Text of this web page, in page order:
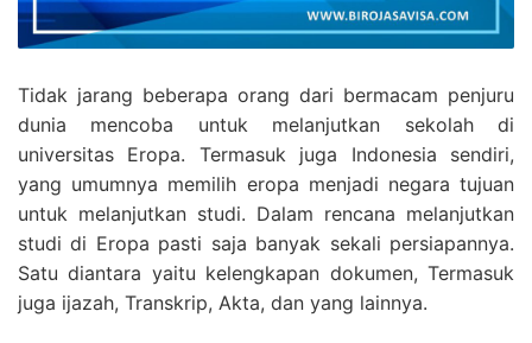
Tidak jarang beberapa orang dari bermacam penjuru
dunia mencoba untuk melanjutkan sekolah di
universitas Eropa. Termasuk juga Indonesia sendiri,
yang umumnya memilih eropa menjadi negara tujuan
untuk melanjutkan studi. Dalam rencana melanjutkan
studi di Eropa pasti saja banyak sekali persiapannya.
Satu diantara yaitu kelengkapan dokumen, Termasuk
juga ijazah, Transkrip, Akta, dan yang lainnya.